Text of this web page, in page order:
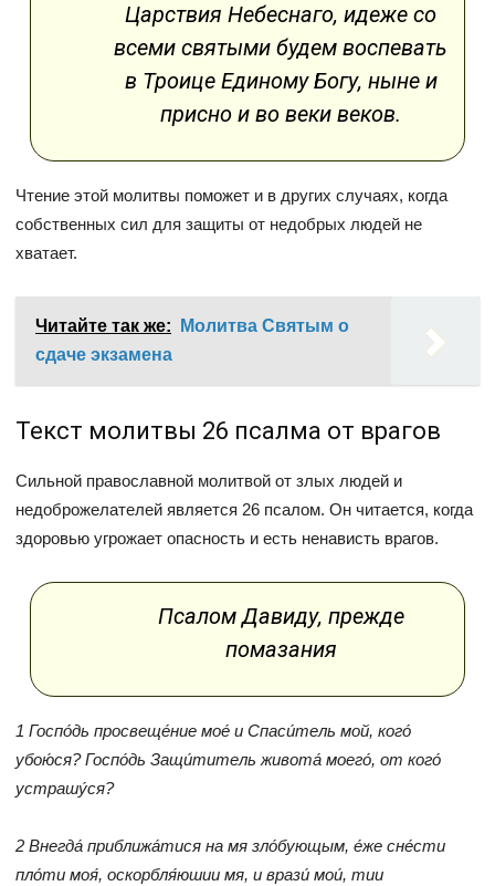
Царствия Небеснаго, идеже со
всеми святыми будем воспевать
в Троице Единому Богу, ныне и
присно и во веки веков.
Чтение этой молитвы поможет и в других случаях, когда
собственных сил для защиты от недобрых людей не
хватает.
Читайте так же:
Молитва Святым о
сдаче экзамена
Текст молитвы 26 псалма от врагов
Сильной православной молитвой от злых людей и
недоброжелателей является 26 псалом. Он читается, когда
здоровью угрожает опасность и есть ненависть врагов.
Псалом Давиду, прежде
помазания
1 Госпо́дь просвеще́ние мое́ и Спаси́тель мой, кого́
убою́ся? Госпо́дь Защи́титель живота́ моего́, от кого́
устрашу́ся?
2 Внегда́ приближа́тися на мя зло́бующым, е́же сне́сти
пло́ти моя́, оскорбля́юшии мя, и врази́ мои́, тии